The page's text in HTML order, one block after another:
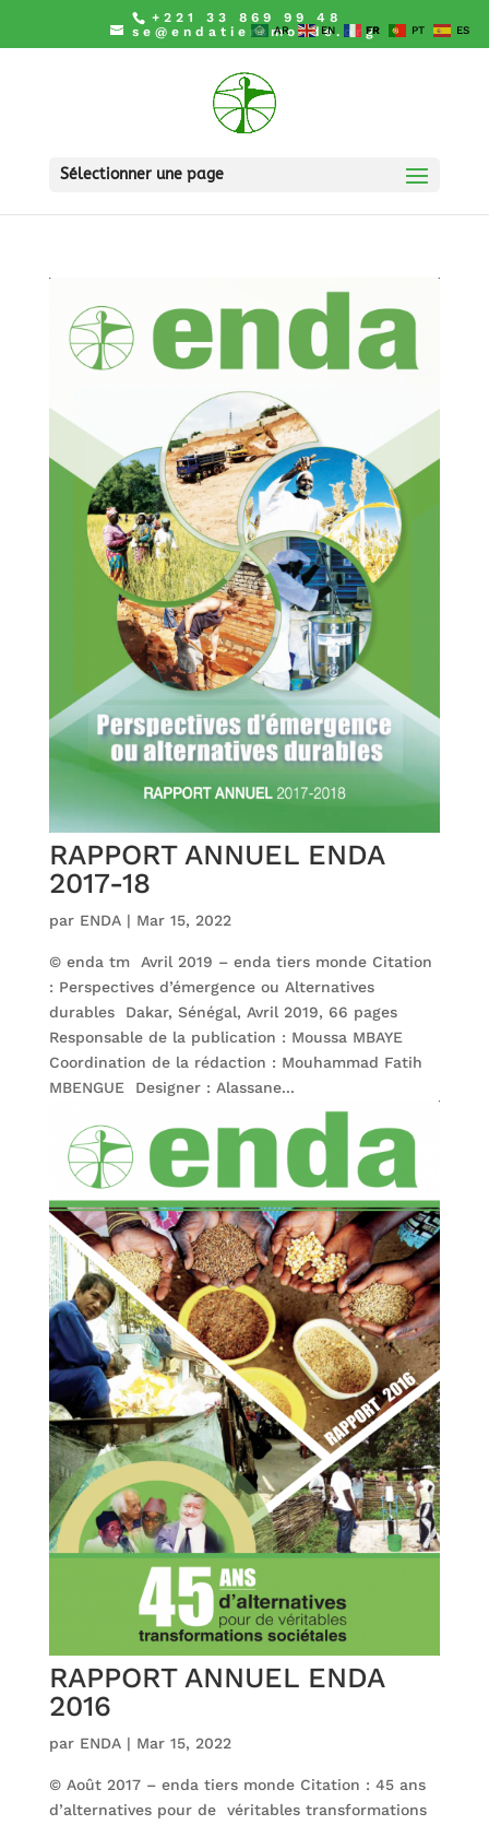
+221 33 869 99 48
se@endatiersmonde.org
Sélectionner une page
RAPPORT ANNUEL ENDA
2017-18
par ENDA| Mar 15, 2022
© enda tm Avril 2019 – enda tiers monde Citation
: Perspectives d’émergence ou Alternatives
durables Dakar, Sénégal, Avril 2019, 66 pages
Responsable de la publication : Moussa MBAYE
Coordination de la rédaction : Mouhammad Fatih
MBENGUE Designer : Alassane...
RAPPORT ANNUEL ENDA
2016
par ENDA| Mar 15, 2022
© Août 2017 – enda tiers monde Citation : 45 ans
d’alternatives pour de véritables transformations
AR EN FR PT ES